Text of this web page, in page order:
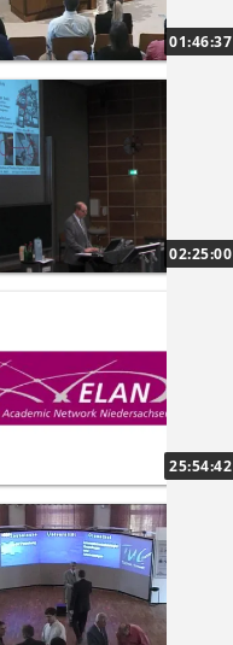
01:46:37
02:25:00
25:54:42